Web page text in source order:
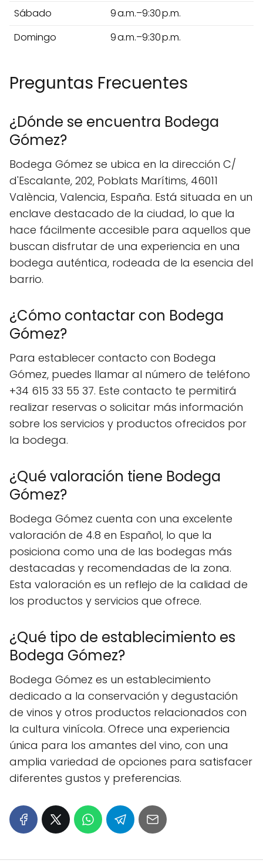
Sábado
9 a.m.–9:30 p.m.
Domingo
9 a.m.–9:30 p.m.
Preguntas Frecuentes
¿Dónde se encuentra Bodega
Gómez?
Bodega Gómez se ubica en la dirección C/
d'Escalante, 202, Poblats Marítims, 46011
València, Valencia, España. Está situada en un
enclave destacado de la ciudad, lo que la
hace fácilmente accesible para aquellos que
buscan disfrutar de una experiencia en una
bodega auténtica, rodeada de la esencia del
barrio.
¿Cómo contactar con Bodega
Gómez?
Para establecer contacto con Bodega
Gómez, puedes llamar al número de teléfono
+34 615 33 55 37. Este contacto te permitirá
realizar reservas o solicitar más información
sobre los servicios y productos ofrecidos por
la bodega.
¿Qué valoración tiene Bodega
Gómez?
Bodega Gómez cuenta con una excelente
valoración de 4.8 en Español, lo que la
posiciona como una de las bodegas más
destacadas y recomendadas de la zona.
Esta valoración es un reflejo de la calidad de
los productos y servicios que ofrece.
¿Qué tipo de establecimiento es
Bodega Gómez?
Bodega Gómez es un establecimiento
dedicado a la conservación y degustación
de vinos y otros productos relacionados con
la cultura vinícola. Ofrece una experiencia
única para los amantes del vino, con una
amplia variedad de opciones para satisfacer
diferentes gustos y preferencias.